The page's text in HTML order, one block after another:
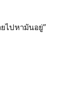
ยไปหามันอยู่”